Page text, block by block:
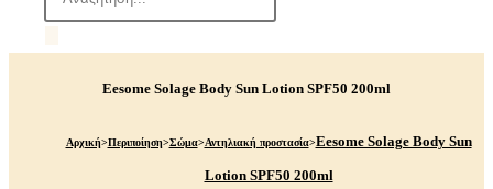
Eesome Solage Body Sun Lotion SPF50 200ml
Αρχική>Περιποίηση>Σώμα>Αντηλιακή προστασία>Eesome Solage Body Sun
Lotion SPF50 200ml